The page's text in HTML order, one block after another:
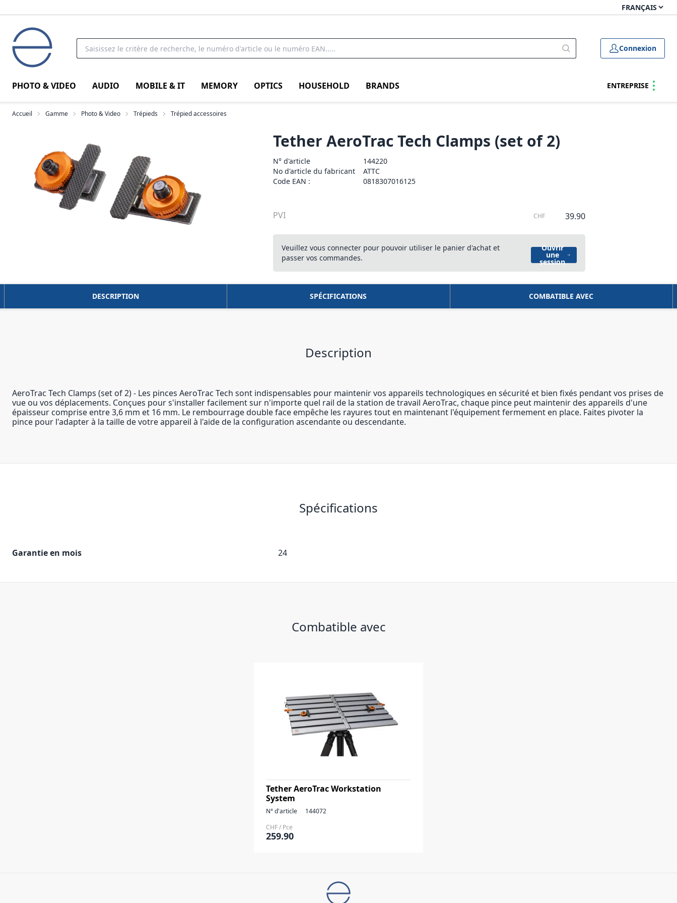
Connexion
PHOTO & VIDEO AUDIO MOBILE & IT MEMORY OPTICS HOUSEHOLD BRANDS ENTREPRISE
Accueil Gamme Photo & Video Trépieds Trépied accessoires
Tether AeroTrac Tech Clamps (set of 2)
N° d'article
144220
No d'article du fabricant
ATTC
Code EAN :
0818307016125
PVI CHF 39.90
Veuillez vous connecter pour pouvoir utiliser le panier d'achat et
passer vos commandes.
Ouvrir
une
session
DESCRIPTION SPÉCIFICATIONS COMBATIBLE AVEC
Description
AeroTrac Tech Clamps (set of 2) - Les pinces AeroTrac Tech sont indispensables pour maintenir vos appareils technologiques en sécurité et bien fixés pendant vos prises de
vue ou vos déplacements. Conçues pour s'installer facilement sur n'importe quel rail de la station de travail AeroTrac, chaque pince peut maintenir des appareils d'une
épaisseur comprise entre 3,6 mm et 16 mm. Le rembourrage double face empêche les rayures tout en maintenant l'équipement fermement en place. Faites pivoter la
pince pour l'adapter à la taille de votre appareil à l'aide de la configuration ascendante ou descendante.
Spécifications
Garantie en mois 24
Combatible avec
Tether AeroTrac Workstation
System
N° d'article
144072
CHF / Pce
259.90